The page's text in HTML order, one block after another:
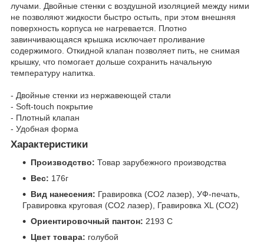
лучами. Двойные стенки с воздушной изоляцией между ними
не позволяют жидкости быстро остыть, при этом внешняя
поверхность корпуса не нагревается. Плотно
завинчивающаяся крышка исключает проливание
содержимого. Откидной клапан позволяет пить, не снимая
крышку, что помогает дольше сохранить начальную
температуру напитка.
- Двойные стенки из нержавеющей стали
- Soft-touch покрытие
- Плотный клапан
- Удобная форма
Характеристики
Производство: Товар зарубежного производства
Вес: 176г
Вид нанесения: Гравировка (CO2 лазер), УФ-печать,
Гравировка круговая (CO2 лазер), Гравировка XL (СО2)
Ориентировочный пантон: 2193 C
Цвет товара: голубой